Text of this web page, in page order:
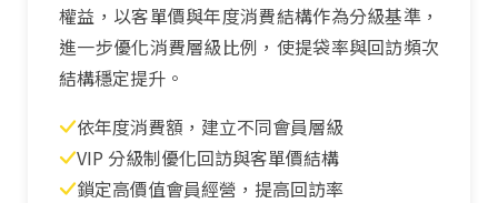
權益，以客單價與年度消費結構作為分級基準，
進一步優化消費層級比例，使提袋率與回訪頻次
結構穩定提升。
依年度消費額，建立不同會員層級
VIP 分級制優化回訪與客單價結構
鎖定高價值會員經營，提高回訪率